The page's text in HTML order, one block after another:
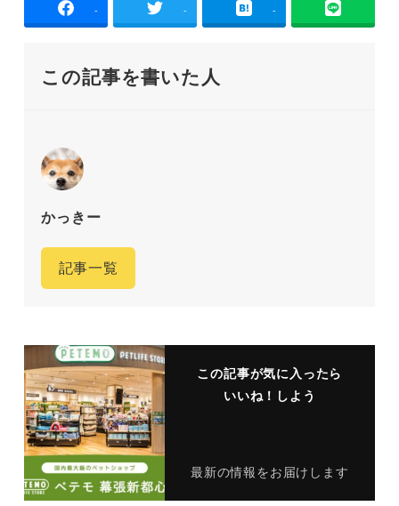
- - -
この記事を書いた人
かっきー
記事一覧
この記事が気に入ったら
いいね！しよう
最新の情報をお届けします